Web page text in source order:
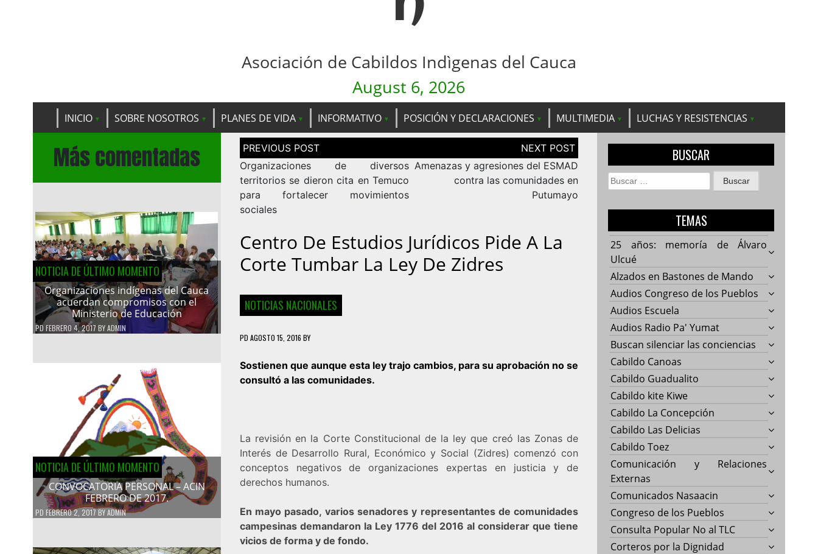
Asociación de Cabildos Indìgenas del Cauca
August 6, 2026
INICIO SOBRE NOSOTROS PLANES DE VIDA INFORMATIVO POSICIÓN Y DECLARACIONES MULTIMEDIA LUCHAS Y RESISTENCIAS
Más comentadas
NOTICIA DE ÚLTIMO MOMENTO
Organizaciones indígenas del Cauca
acuerdan compromisos con el
Ministerio de Educación
PD FEBRERO 4, 2017 BYADMIN
NOTICIA DE ÚLTIMO MOMENTO
CONVOCATORIA PERSONAL – ACIN
FEBRERO DE 2017.
PD FEBRERO 2, 2017BYADMIN
Navegación
de
entradas
Organizaciones de diversos
territorios se dieron cita en Temuco
para fortalecer movimientos
sociales
Amenazas y agresiones del ESMAD
contra las comunidades en
Putumayo
Centro De Estudios Jurídicos Pide A La
Corte Tumbar La Ley De Zidres
NOTICIAS NACIONALES
PD AGOSTO 15, 2016 BY
Sostienen que aunque esta ley trajo cambios, para su aprobación no se
consultó a las comunidades.
La revisión en la Corte Constitucional de la ley que creó las Zonas de
Interés de Desarrollo Rural, Económico y Social (Zidres) comenzó con
conceptos negativos de organizaciones expertas en justicia y de
derechos humanos.
En mayo pasado, varios senadores y representantes de comunidades
campesinas demandaron la Ley 1776 del 2016 al considerar que tiene
vicios de forma y de fondo.
BUSCAR
Buscar:
TEMAS
25 años: memoría de Álvaro
Ulcué
Alzados en Bastones de Mando
Audios Congreso de los Pueblos
Audios Escuela
Audios Radio Pa' Yumat
Buscan silenciar las conciencias
Cabildo Canoas
Cabildo Guadualito
Cabildo kite Kiwe
Cabildo La Concepción
Cabildo Las Delicias
Cabildo Toez
Comunicación y Relaciones
Externas
Comunicados Nasaacin
Congreso de los Pueblos
Consulta Popular No al TLC
Corteros por la Dignidad